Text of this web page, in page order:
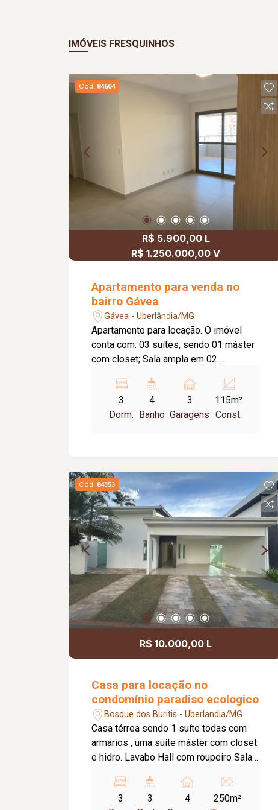
IMÓVEIS FRESQUINHOS
Cód. 84604
R$ 5.900,00 L
R$ 1.250.000,00 V
Apartamento para venda no
bairro Gávea
Gávea - Uberlândia/MG
Apartamento para locação. O imóvel
conta com: 03 suítes, sendo 01 máster
com closet; Sala ampla em 02
churrasqueira e cortina de vidro;
Lavabo; Cozinha planejada; Lavanderia
independente; Laje técnica; 03 vagas de
poliesportiva; Espaços de convivência;
Elevador; Gás canalizado; Diferenciais:
Acabamento de alto padrão; Planta
moderna com excelente distribuição
dos ambientes; Ambientes amplos,
integrados e funcionais; Excelente
localização na Zona Sul, próxima a
comércios, serviços, escolas e áreas
de lazer da região.
3
Dorm.
4
Banho
3
Garagens
115m²
Const.
Cód. 84353
R$ 10.000,00 L
Casa para locação no
condomínio paradiso ecologico
Bosque dos Buritis - Uberlandia/MG
Casa térrea sendo 1 suíte todas com
armários , uma suíte máster com closet
e hidro. Lavabo Hall com roupeiro Sala
armários. Área gourmet integrada com
churrasqueira. Banheiro externo. Área
3
3
4
250m²